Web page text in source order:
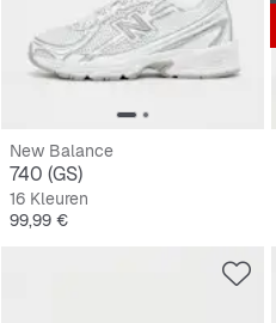
New Balance
740 (GS)
16 Kleuren
Prijs
99,99 €